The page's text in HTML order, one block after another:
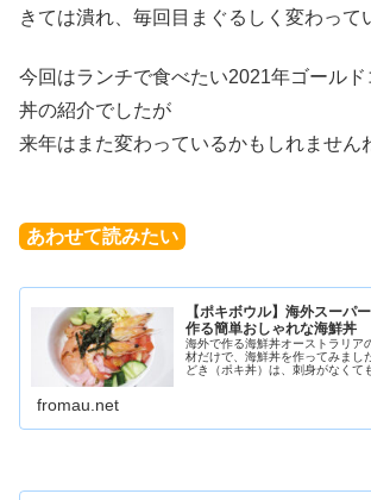
きては潰れ、毎回目まぐるしく変わって
今回はランチで食べたい2021年ゴール
丼の紹介でしたが
来年はまた変わっているかもしれません
あわせて読みたい
【ポキボウル】海外スーパ
作る簡単おしゃれな海鮮丼
海外で作る海鮮丼オーストラリア
材だけで、海鮮丼を作ってみまし
どき（ポキ丼）は、刺身がなくて
fromau.net